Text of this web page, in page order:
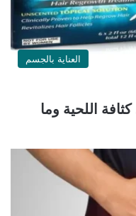
العناية بالجسم
اللحية وما